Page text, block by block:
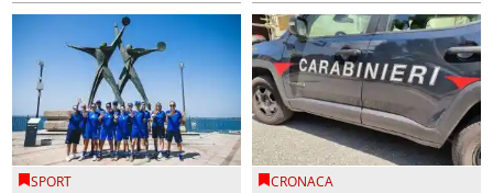
SPORT CRONACA